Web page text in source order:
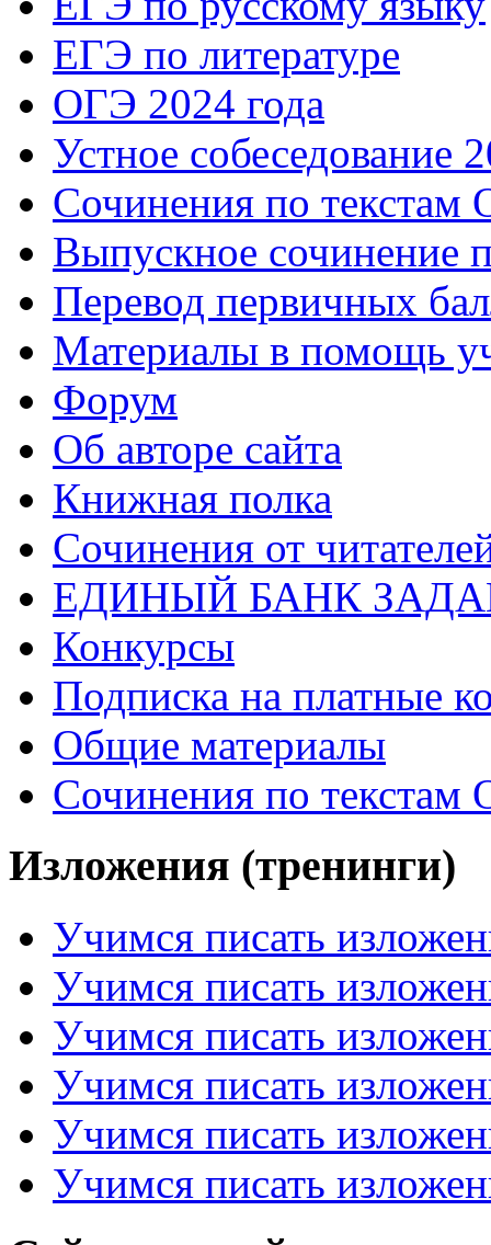
ЕГЭ по литературе
ОГЭ 2024 года
Устное собеседование
Сочинения по текстам
Выпускное сочинение
Перевод первичных
Материалы в помощь
Форум
Об авторе сайта
Книжная полка
Cочинения от
ЕДИНЫЙ БАНК
Конкурсы
Подписка на платные
Общие материалы
Сочинения по текстам
Изложения (тренинги)
Учимся писать
Учимся писать
Учимся писать
Учимся писать
Учимся писать
Учимся писать